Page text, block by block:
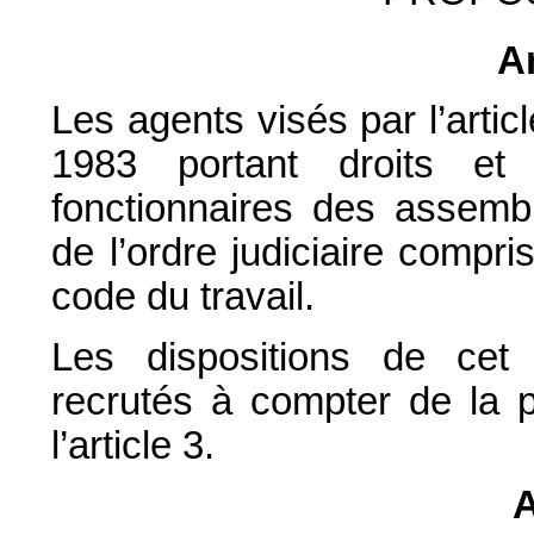
Les agents visés par
1983 portant droits et
fonctionnaires des
de l’ordre judiciaire
code du travail.
Les dispositions de cet
recrutés à compter de la
l’article 3.